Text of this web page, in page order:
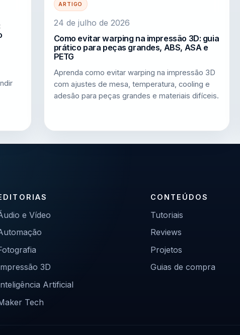
ARTIGO
24 de julho de 2026
Como evitar warping na impressão 3D: guia
prático para peças grandes, ABS, ASA e
PETG
Aprenda como evitar warping na impressão 3D
com ajustes de mesa, temperatura, cooling e
adesão para peças grandes e materiais difíceis.
e Vídeo
3D
Artificial
Tech
CONTEÚDOS
Tutoriais
Reviews
Projetos
Guias de compra